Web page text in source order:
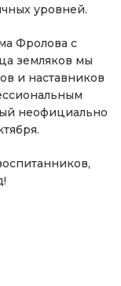
уровней.
Фролова с
земляков мы
и наставников
неофициально